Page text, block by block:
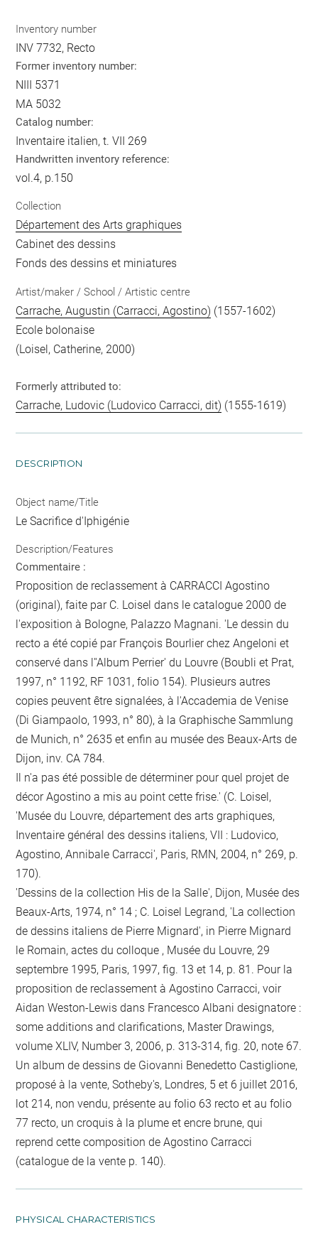
Inventory number
INV 7732, Recto
Former inventory number:
NIII 5371
MA 5032
Catalog number:
Inventaire italien, t. VII 269
Handwritten inventory reference:
vol.4, p.150
Collection
Département des Arts graphiques
Cabinet des dessins
Fonds des dessins et miniatures
Artist/maker / School / Artistic centre
Carrache, Augustin (Carracci, Agostino) (1557-1602)
Ecole bolonaise
(Loisel, Catherine, 2000)
Formerly attributed to:
Carrache, Ludovic (Ludovico Carracci, dit) (1555-1619)
DESCRIPTION
Object name/Title
Le Sacrifice d'Iphigénie
Description/Features
Commentaire :
Proposition de reclassement à CARRACCI Agostino
(original), faite par C. Loisel dans le catalogue 2000 de
l'exposition à Bologne, Palazzo Magnani. 'Le dessin du
recto a été copié par François Bourlier chez Angeloni et
conservé dans l''Album Perrier' du Louvre (Boubli et Prat,
1997, n° 1192, RF 1031, folio 154). Plusieurs autres
copies peuvent être signalées, à l'Accademia de Venise
(Di Giampaolo, 1993, n° 80), à la Graphische Sammlung
de Munich, n° 2635 et enfin au musée des Beaux-Arts de
Dijon, inv. CA 784.
Il n'a pas été possible de déterminer pour quel projet de
décor Agostino a mis au point cette frise.' (C. Loisel,
'Musée du Louvre, département des arts graphiques,
Inventaire général des dessins italiens, VII : Ludovico,
Agostino, Annibale Carracci', Paris, RMN, 2004, n° 269, p.
170).
'Dessins de la collection His de la Salle', Dijon, Musée des
Beaux-Arts, 1974, n° 14 ; C. Loisel Legrand, 'La collection
de dessins italiens de Pierre Mignard', in Pierre Mignard
le Romain, actes du colloque , Musée du Louvre, 29
septembre 1995, Paris, 1997, fig. 13 et 14, p. 81. Pour la
proposition de reclassement à Agostino Carracci, voir
Aidan Weston-Lewis dans Francesco Albani designatore :
some additions and clarifications, Master Drawings,
volume XLIV, Number 3, 2006, p. 313-314, fig. 20, note 67.
Un album de dessins de Giovanni Benedetto Castiglione,
proposé à la vente, Sotheby's, Londres, 5 et 6 juillet 2016,
lot 214, non vendu, présente au folio 63 recto et au folio
77 recto, un croquis à la plume et encre brune, qui
reprend cette composition de Agostino Carracci
(catalogue de la vente p. 140).
PHYSICAL CHARACTERISTICS